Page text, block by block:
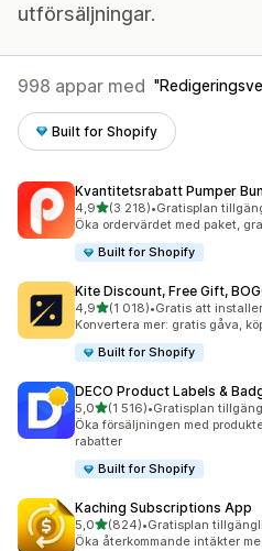
utförsäljningar.
998 appar med
Built for Shopify
Kvantitetsrabatt Pumper
4,9av 5 stjärnor
(3 218)
3218 recensioner totalt
•Gratisplan
Öka ordervärdet med paket,
Built for Shopify
Kite Discount, Free Gift,
4,9av 5 stjärnor
(1 018)
1018 recensioner totalt
•Gratis att
Konvertera mer: gratis gåva,
Built for Shopify
DECO Product Labels &
5,0av 5 stjärnor
(1 516)
1516 recensioner totalt
•Gratisplan
Öka försäljningen med
rabatter
Built for Shopify
Kaching Subscriptions App
5,0av 5 stjärnor
(824)
824 recensioner totalt
•Gratisplan
Öka återkommande intäkter